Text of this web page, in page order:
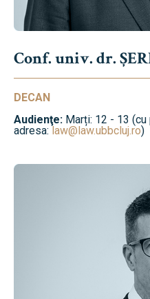
Conf. univ. dr.
DECAN
Audienţe: Marți: 12 - 13
adresa:law@law.ubbcluj.ro)